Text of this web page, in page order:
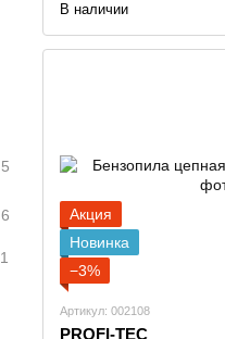
В наличии
Акция
Новинка
−3%
Артикул: 002108
PROFI-TEC
5
6
1